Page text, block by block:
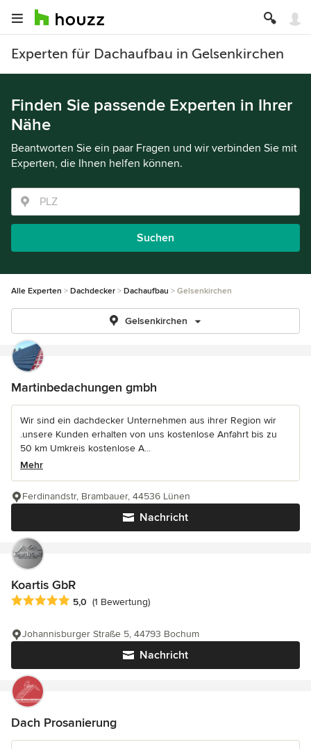
Experten für Dachaufbau in Gelsenkirchen
Finden Sie passende Experten in Ihrer
Nähe
Beantworten Sie ein paar Fragen und wir verbinden Sie mit
Experten, die Ihnen helfen können.
Suchen
Alle Experten Dachdecker Dachaufbau Gelsenkirchen
Gelsenkirchen
Martinbedachungen gmbh
Wir sind ein dachdecker Unternehmen aus ihrer Region wir
.unsere Kunden erhalten von uns kostenlose Anfahrt bis zu
50 km Umkreis kostenlose A...
Mehr
Nachricht
Ferdinandstr, Brambauer, 44536 Lünen
Koartis GbR
Durchschnittliche Bewertung: 5 von 5 Sternen
5,0 (1 Bewertung)
Nachricht
Johannisburger Straße 5, 44793 Bochum
Dach Prosanierung